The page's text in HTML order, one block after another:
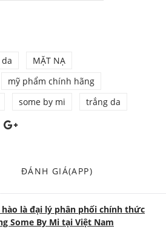
MẶT NẠ
mỹ phẩm chính hãng
some by mi trắng da
ĐÁNH GIÁ(APP)
là đại lý phân phối chính thức
Some By Mi tại Việt Nam